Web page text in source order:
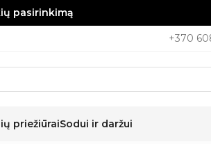
pasirinkimą
+370
priežiūraiSodui ir daržui